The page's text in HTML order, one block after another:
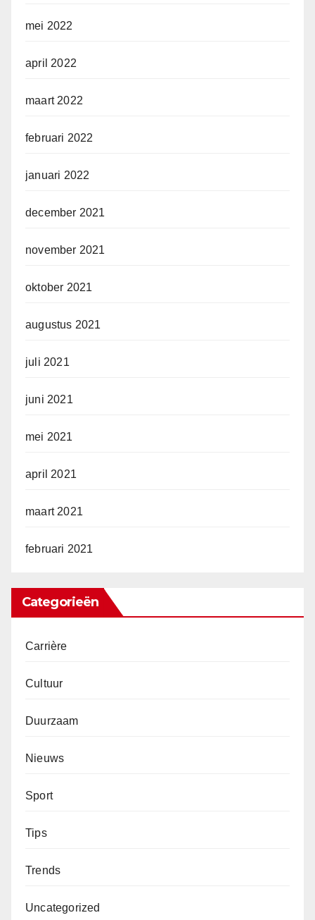
mei 2022
april 2022
maart 2022
februari 2022
januari 2022
december 2021
november 2021
oktober 2021
augustus 2021
juli 2021
juni 2021
mei 2021
april 2021
maart 2021
februari 2021
Categorieën
Carrière
Cultuur
Duurzaam
Nieuws
Sport
Tips
Trends
Uncategorized